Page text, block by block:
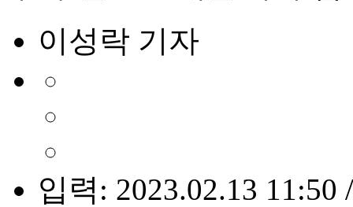
이성락 기자
입력: 2023.02.13 11:50